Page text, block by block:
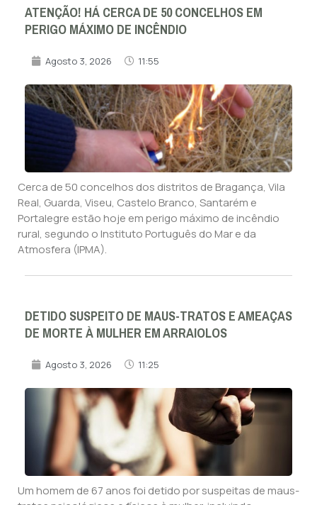
ATENÇÃO! HÁ CERCA DE 50 CONCELHOS EM
PERIGO MÁXIMO DE INCÊNDIO
Agosto 3, 2026 11:55
Cerca de 50 concelhos dos distritos de Bragança, Vila
Real, Guarda, Viseu, Castelo Branco, Santarém e
Portalegre estão hoje em perigo máximo de incêndio
rural, segundo o Instituto Português do Mar e da
Atmosfera (IPMA).
DETIDO SUSPEITO DE MAUS-TRATOS E AMEAÇAS
DE MORTE À MULHER EM ARRAIOLOS
Agosto 3, 2026 11:25
Um homem de 67 anos foi detido por suspeitas de maus-